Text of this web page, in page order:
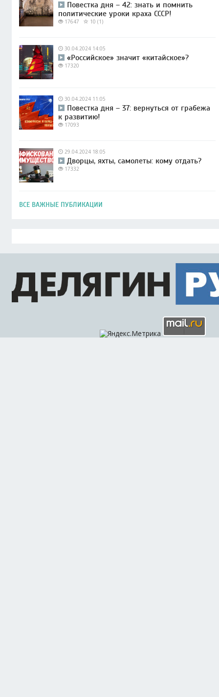
Повестка дня – 42: знать и помнить
политические уроки краха СССР!
17647 10 (1)
30.04.2024 14:05
«Российское» значит «китайское»?
17320
30.04.2024 11:05
Повестка дня – 37: вернуться от грабежа
к развитию!
17093
29.04.2024 18:05
Дворцы, яхты, самолеты: кому отдать?
17332
ВСЕ ВАЖНЫЕ ПУБЛИКАЦИИ